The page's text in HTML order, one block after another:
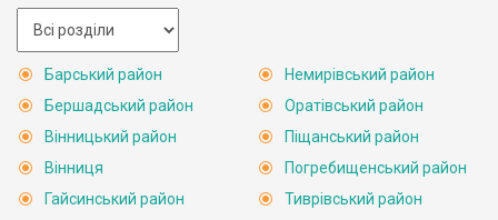
Барський район
Бершадський район
Вінницький район
Вінниця
Гайсинський район
Немирівський район
Оратівський район
Піщанський район
Погребищенський район
Тиврівський район